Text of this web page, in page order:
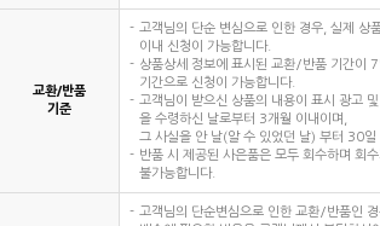
교환/반품
기준
고객님의 단순 변심으로 인한 경우, 실제 상
이내 신청이 가능합니다.
상품상세 정보에 표시된 교환/반품 기간이
기간으로 신청이 가능합니다.
고객님이 받으신 상품의 내용이 표시 광고
을 수령하신 날로부터 3개월 이내이며,
그 사실을 안 날(알 수 있었던 날) 부터 30일
반품 시 제공된 사은품은 모두 회수하며 회
불가능합니다.
고객님의 단순변심으로 인한 교환/반품인